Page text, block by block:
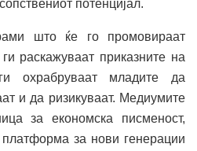
потенцијал.
што ќе го промовираат
раскажуваат приказните на
охрабруваат младите да
и да ризикуваат. Медиумите
за економска писменост,
за нови генерации